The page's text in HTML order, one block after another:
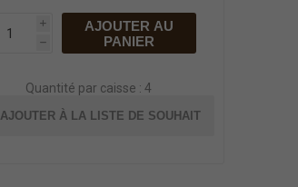
i
h
AJOUTER AU
PANIER
Quantité par caisse : 4
AJOUTER À LA LISTE DE SOUHAIT